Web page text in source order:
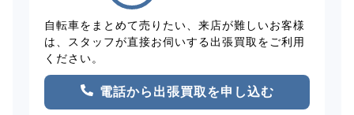
自転車をまとめて売りたい、来店が難しいお客様
は、スタッフが直接お伺いする出張買取をご利用
ください。
電話から出張買取を申し込む